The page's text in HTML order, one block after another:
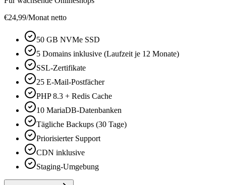
€24,99/Monat netto
50 GB NVMe SSD
5 Domains inklusive (Laufzeit je 12 Monate)
SSL-Zertifikate
25 E-Mail-Postfächer
PHP 8.3 + Redis Cache
10 MariaDB-Datenbanken
Tägliche Backups (30 Tage)
Priorisierter Support
CDN inklusive
Staging-Umgebung